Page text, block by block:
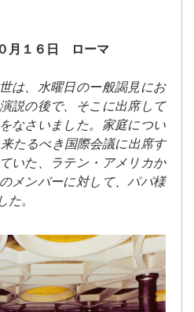
月１６日 ローマ
は、水曜日のー般謁見にお
説の後で、そこに出席して
なさいました。家庭につい
たるべき国際会議に出席す
いた、ラテン・アメリカか
メンバーに対して、パパ様
。